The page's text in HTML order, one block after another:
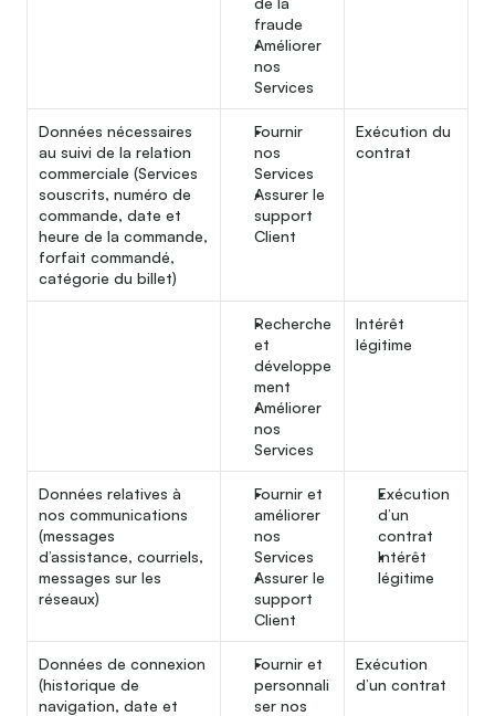
fraude
Améliorer
nos
Services
Données nécessaires
au suivi de la relation
commerciale (Services
souscrits, numéro de
commande, date et
heure de la commande,
forfait commandé,
catégorie du billet)
Fournir
nos
Services
Assurer le
support
Client
Exécution du
contrat
Recherche
et
développe
ment
Améliorer
nos
Services
Intérêt
légitime
Données relatives à
nos communications
(messages
d’assistance, courriels,
messages sur les
réseaux)
Fournir et
améliorer
nos
Services
Assurer le
support
Client
Exécution
d’un
contrat
Intérêt
légitime
Données de connexion
(historique de
navigation, date et
Fournir et
personnali
ser nos
Exécution
d’un contrat